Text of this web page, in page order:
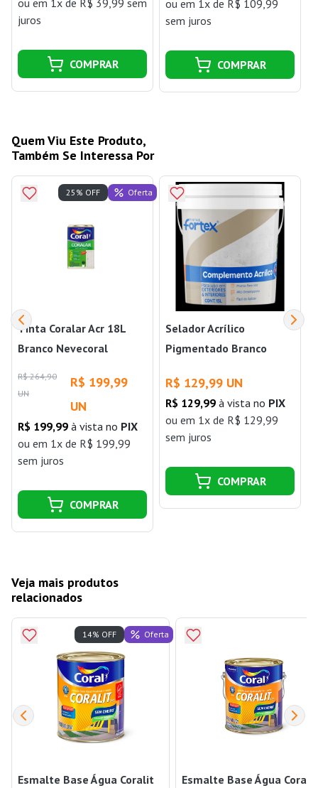
ou em 1x de R$ 39,99 sem
juros
COMPRAR
ou em 1x de R$ 109,99
sem juros
COMPRAR
Quem Viu Este Produto,
Também Se Interessa Por
Tinta Coralar Acr 18L
Branco Nevecoral
R$ 264,90
UN
R$ 199,99
UN
R$ 199,99 à vista no PIX
ou em 1x de R$ 199,99
sem juros
25% OFF Oferta
COMPRAR
Selador Acrílico
Pigmentado Branco
R$ 129,99 UN
R$ 129,99 à vista no PIX
ou em 1x de R$ 129,99
sem juros
COMPRAR
Veja mais produtos
relacionados
Esmalte Base Água Coralit
14% OFF Oferta
Esmalte Base Água Coralit